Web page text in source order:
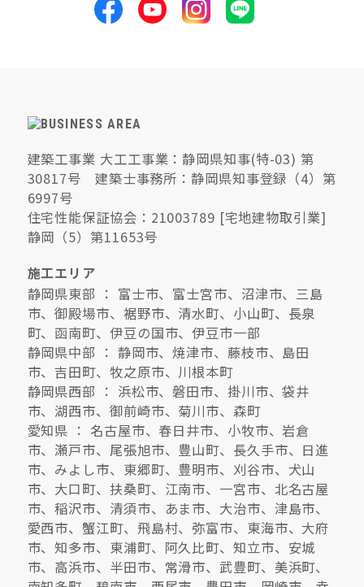
建築工事業 大工工事業：静岡県知事(特-03) 第
30817号 建築士事務所：静岡県知事登録（4）第
6997号
住宅性能保証協会：21003789 [宅地建物取引業]
静岡（5）第11653号
施工エリア
静岡県東部 ： 富士市、富士宮市、沼津市、三島
市、御殿場市、裾野市、清水町、小山町、長泉
町、函南町、伊豆の国市、伊豆市一部
静岡県中部 ： 静岡市、焼津市、藤枝市、島田
市、吉田町、牧之原市、川根本町
静岡県西部 ： 浜松市、磐田市、掛川市、袋井
市、湖西市、御前崎市、菊川市、森町
愛知県 ： 名古屋市、春日井市、小牧市、岩倉
市、瀬戸市、尾張旭市、豊山町、長久手市、日進
市、みよし市、東郷町、豊明市、刈谷市、犬山
市、大口町、扶桑町、江南市、一宮市、北名古屋
市、稲沢市、清須市、あま市、大治市、津島市、
愛西市、蟹江町、飛島村、弥富市、東海市、大府
市、知多市、東浦町、阿久比町、知立市、安城
市、高浜市、半田市、常滑市、武豊町、美浜町、